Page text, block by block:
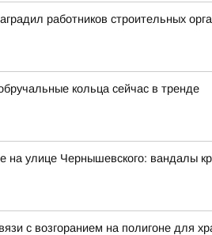
работников строительных
кольца сейчас в тренде
на улице Чернышевского: вандалы
с возгоранием на полигоне для